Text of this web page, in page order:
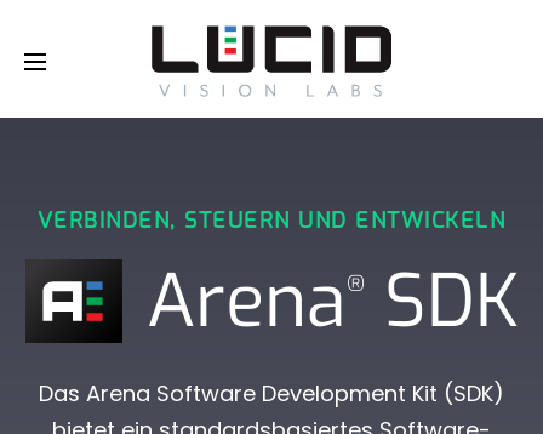
VERBINDEN, STEUERN UND ENTWICKELN
Arena ® SDK
Das Arena Software Development Kit (SDK)